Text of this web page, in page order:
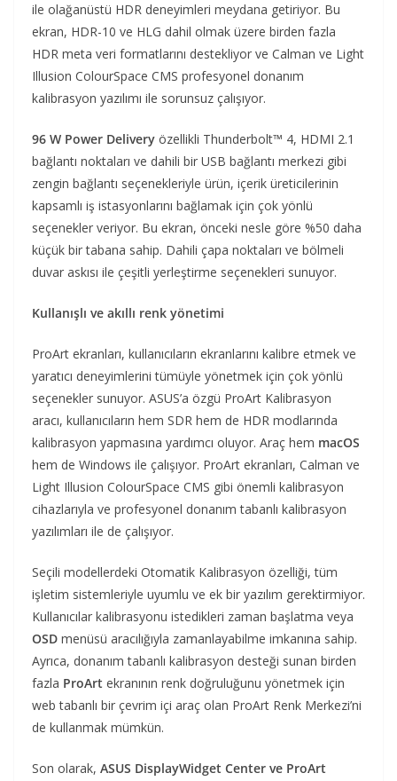
ile olağanüstü HDR deneyimleri meydana getiriyor. Bu
ekran, HDR-10 ve HLG dahil olmak üzere birden fazla
HDR meta veri formatlarını destekliyor ve Calman ve Light
Illusion ColourSpace CMS profesyonel donanım
kalibrasyon yazılımı ile sorunsuz çalışıyor.
96 W Power Delivery özellikli Thunderbolt™ 4, HDMI 2.1
bağlantı noktaları ve dahili bir USB bağlantı merkezi gibi
zengin bağlantı seçenekleriyle ürün, içerik üreticilerinin
kapsamlı iş istasyonlarını bağlamak için çok yönlü
seçenekler veriyor. Bu ekran, önceki nesle göre %50 daha
küçük bir tabana sahip. Dahili çapa noktaları ve bölmeli
duvar askısı ile çeşitli yerleştirme seçenekleri sunuyor.
Kullanışlı ve akıllı renk yönetimi
ProArt ekranları, kullanıcıların ekranlarını kalibre etmek ve
yaratıcı deneyimlerini tümüyle yönetmek için çok yönlü
seçenekler sunuyor. ASUS’a özgü ProArt Kalibrasyon
aracı, kullanıcıların hem SDR hem de HDR modlarında
kalibrasyon yapmasına yardımcı oluyor. Araç hem macOS
hem de Windows ile çalışıyor. ProArt ekranları, Calman ve
Light Illusion ColourSpace CMS gibi önemli kalibrasyon
cihazlarıyla ve profesyonel donanım tabanlı kalibrasyon
yazılımları ile de çalışıyor.
Seçili modellerdeki Otomatik Kalibrasyon özelliği, tüm
işletim sistemleriyle uyumlu ve ek bir yazılım gerektirmiyor.
Kullanıcılar kalibrasyonu istedikleri zaman başlatma veya
OSD menüsü aracılığıyla zamanlayabilme imkanına sahip.
Ayrıca, donanım tabanlı kalibrasyon desteği sunan birden
fazla ProArt ekranının renk doğruluğunu yönetmek için
web tabanlı bir çevrim içi araç olan ProArt Renk Merkezi’ni
de kullanmak mümkün.
Son olarak, ASUS DisplayWidget Center ve ProArt